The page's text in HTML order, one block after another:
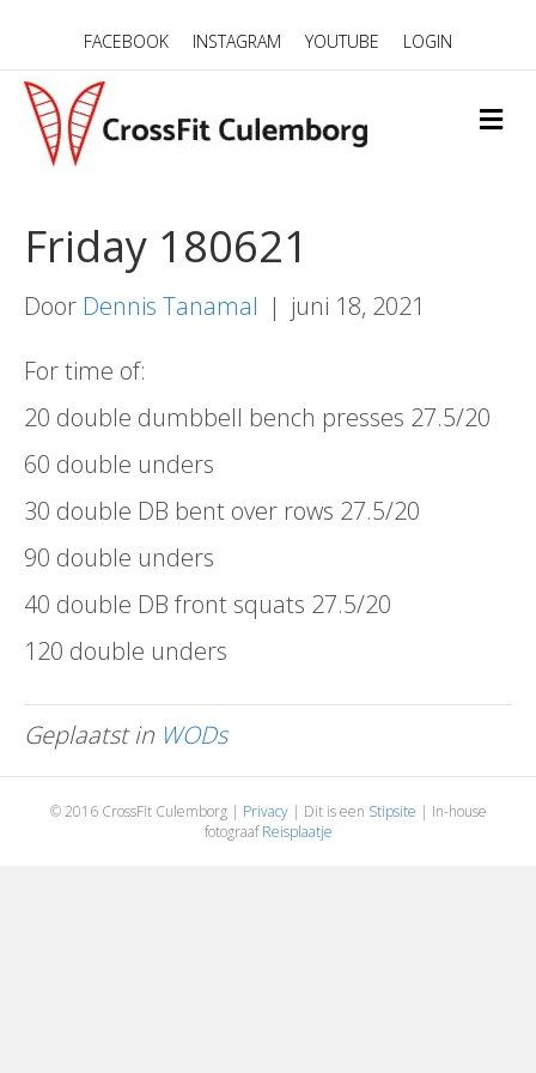
FACEBOOK INSTAGRAM YOUTUBE LOGIN
M
E
Friday 180621
Door Dennis Tanamal | juni 18, 2021
For time of:
20 double dumbbell bench presses 27.5/20
60 double unders
30 double DB bent over rows 27.5/20
90 double unders
40 double DB front squats 27.5/20
120 double unders
Geplaatst in WODs
© 2016 CrossFit Culemborg | Privacy| Dit is een Stipsite | In-house
fotograafReisplaatje